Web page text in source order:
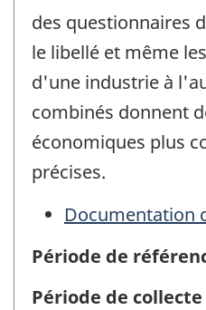
des questionnaires
le libellé et même
d'une industrie à
combinés donnent
économiques plus
précises.
Documentation
Période de
Période de collecte